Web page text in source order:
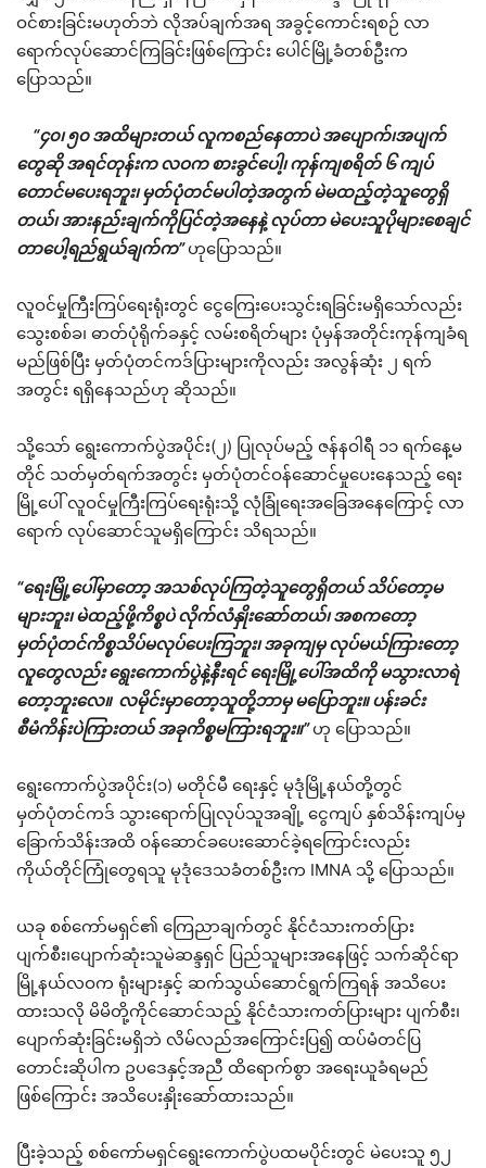
ဝင်စားခြင်းမဟုတ်ဘဲ လိုအပ်ချက်အရ အခွင့်ကောင်းရစဉ် လာ
ရောက်လုပ်ဆောင်ကြခြင်းဖြစ်ကြောင်း ပေါင်မြို့ခံတစ်ဦးက
ပြောသည်။
“၄၀၊ ၅၀ အထိများတယ် လူကစည်နေတာပဲ အပျောက်၊အပျက်
တွေဆို အရင်တုန်းက လဝက စားခွင်ပေါ့၊ ကုန်ကျစရိတ် ၆ ကျပ်
တောင်မပေးရဘူး၊ မှတ်ပုံတင်မပါတဲ့အတွက် မဲမထည့်တဲ့သူတွေရှိ
တယ်၊ အားနည်းချက်ကိုပြင်တဲ့အနေနဲ့ လုပ်တာ မဲပေးသူပိုများစေချင်
တာပေါ့ရည်ရွယ်ချက်က”ဟုပြောသည်။
လူဝင်မှုကြီးကြပ်ရေးရုံးတွင် ငွေကြေးပေးသွင်းရခြင်းမရှိသော်လည်း
သွေးစစ်ခ၊ ဓာတ်ပုံရိုက်ခနှင့် လမ်းစရိတ်များ ပုံမှန်အတိုင်းကုန်ကျခံရ
မည်ဖြစ်ပြီး မှတ်ပုံတင်ကဒ်ပြားများကိုလည်း အလွန်ဆုံး ၂ ရက်
အတွင်း ရရှိနေသည်ဟု ဆိုသည်။
သို့သော် ရွေးကောက်ပွဲအပိုင်း(၂) ပြုလုပ်မည့် ဇန်နဝါရီ ၁၁ ရက်နေ့မ
တိုင် သတ်မှတ်ရက်အတွင်း မှတ်ပုံတင်ဝန်ဆောင်မှုပေးနေသည့် ရေး
မြို့ပေါ် လူဝင်မှုကြီးကြပ်ရေးရုံးသို့ လုံခြုံရေးအခြေအနေကြောင့် လာ
ရောက် လုပ်ဆောင်သူမရှိကြောင်း သိရသည်။
“ရေးမြို့ပေါ်မှာတော့ အသစ်လုပ်ကြတဲ့သူတွေရှိတယ် သိပ်တော့မ
များဘူး၊ မဲထည့်ဖို့ကိစ္စပဲ လိုက်လံနှိုးဆော်တယ်၊ အစကတော့
မှတ်ပုံတင်ကိစ္စသိပ်မလုပ်ပေးကြဘူး၊ အခုကျမှ လုပ်မယ်ကြားတော့
လူတွေလည်း ရွေးကောက်ပွဲနဲ့နီးရင် ရေးမြို့ပေါ်အထိကို မသွားလာရဲ
တော့ဘူးလေ။ လမိုင်းမှာတော့သူတို့ဘာမှ မပြောဘူး။ ပန်းခင်း
စီမံကိန်းပဲကြားတယ် အခုကိစ္စမကြားရဘူး။”ဟု ပြောသည်။
ရွေးကောက်ပွဲအပိုင်း(၁) မတိုင်မီ ရေးနှင့် မုဒုံမြို့နယ်တို့တွင်
မှတ်ပုံတင်ကဒ် သွားရောက်ပြုလုပ်သူအချို့ ငွေကျပ် နှစ်သိန်းကျပ်မှ
ခြောက်သိန်းအထိ ဝန်ဆောင်ခပေးဆောင်ခဲ့ရကြောင်းလည်း
ကိုယ်တိုင်ကြုံတွေရသူ မုဒုံဒေသခံတစ်ဦးက IMNA သို့ ပြောသည်။
ယခု စစ်ကော်မရှင်၏ ကြေညာချက်တွင် နိုင်ငံသားကတ်ပြား
ပျက်စီး၊ပျောက်ဆုံးသူမဲဆန္ဒရှင် ပြည်သူများအနေဖြင့် သက်ဆိုင်ရာ
မြို့နယ်လဝက ရုံးများနှင့် ဆက်သွယ်ဆောင်ရွက်ကြရန် အသိပေး
ထားသလို မိမိတို့ကိုင်ဆောင်သည့် နိုင်ငံသားကတ်ပြားများ ပျက်စီး၊
ပျောက်ဆုံးခြင်းမရှိဘဲ လိမ်လည်အကြောင်းပြ၍ ထပ်မံတင်ပြ
တောင်းဆိုပါက ဥပဒေနှင့်အညီ ထိရောက်စွာ အရေးယူခံရမည်
ဖြစ်ကြောင်း အသိပေးနှိုးဆော်ထားသည်။
ပြီးခဲ့သည့် စစ်ကော်မရှင်ရွေးကောက်ပွဲပထမပိုင်းတွင် မဲပေးသူ ၅၂